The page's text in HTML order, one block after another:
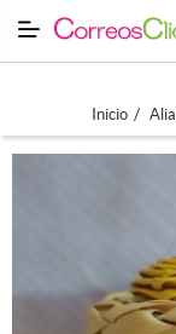
Inicio /